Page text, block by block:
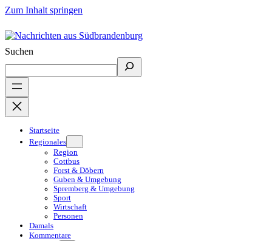
Zum Inhalt springen
Suchen
Startseite
Regionales
Region
Cottbus
Forst & Döbern
Guben & Umgebung
Spremberg & Umgebung
Sport
Wirtschaft
Personen
Damals
Kommentare